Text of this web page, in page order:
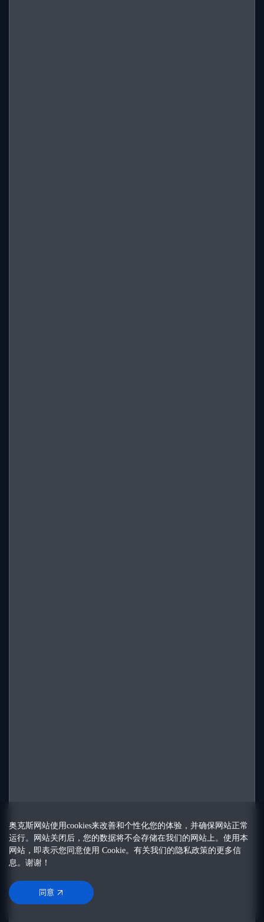
奥克斯网站使用cookies来改善和个性化您的体验，并确保网站正常
运行。网站关闭后，您的数据将不会存储在我们的网站上。使用本
网站，即表示您同意使用 Cookie。有关我们的 隐私政策的更多信
息。谢谢！
同意